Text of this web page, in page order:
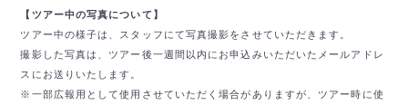
【ツアー中の写真について】
ツアー中の様子は、スタッフにて写真撮影をさせていただきます。
撮影した写真は、ツアー後一週間以内にお申込みいただいたメールアドレ
スにお送りいたします。
※一部広報用として使用させていただく場合がありますが、ツアー時に使